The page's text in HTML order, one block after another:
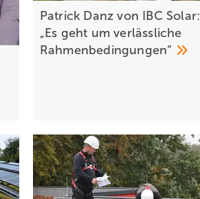
Patrick Danz von IBC Solar:
„Es geht um verlässliche
Rahmenbedingungen“